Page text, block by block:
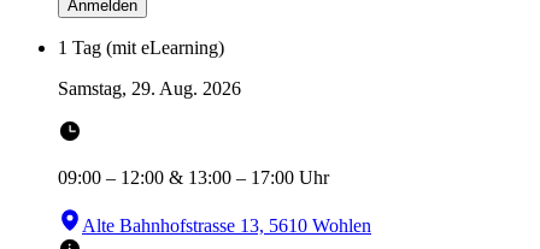
Anmelden
1 Tag (mit eLearning)
Samstag, 29. Aug. 2026
09:00 – 12:00 & 13:00 – 17:00 Uhr
Alte Bahnhofstrasse 13, 5610 Wohlen